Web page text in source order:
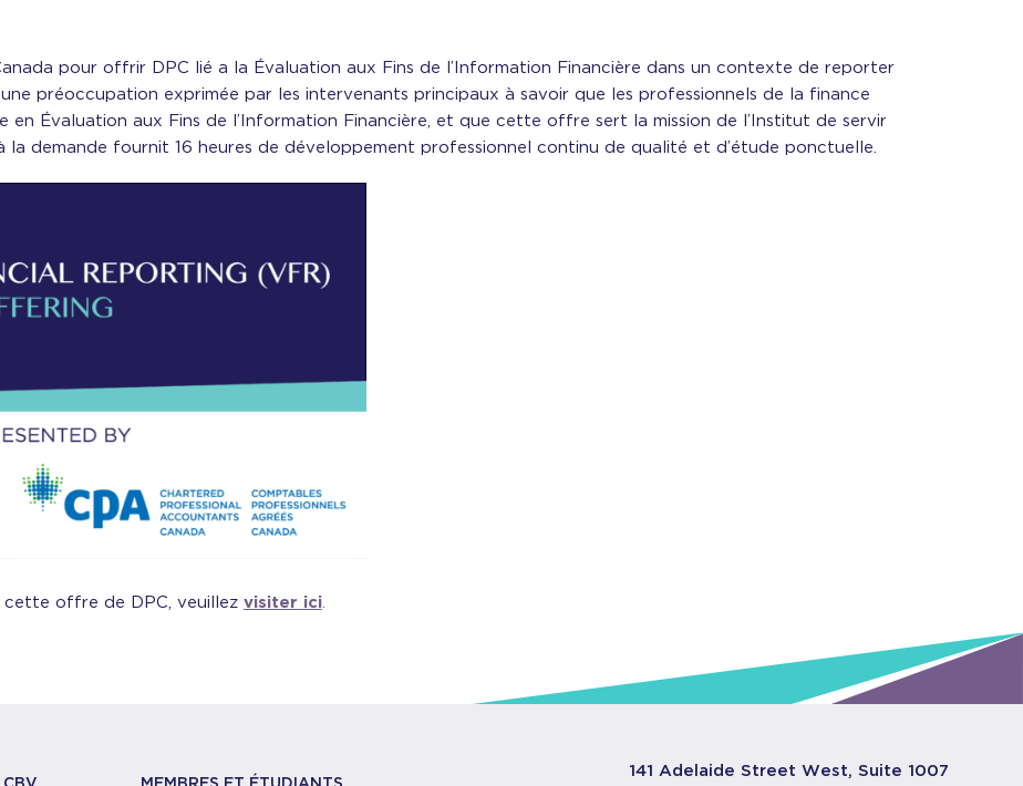
pour offrir DPC lié a la Évaluation aux Fins de l’Information Financière dans un contexte de reporter
préoccupation exprimée par les intervenants principaux à savoir que les professionnels de la finance
en Évaluation aux Fins de l’Information Financière, et que cette offre sert la mission de l’Institut de servir
la demande fournit 16 heures de développement professionnel continu de qualité et d’étude ponctuelle.
cette offre de DPC, veuillez visiter ici.
141 Adelaide Street West, Suite 1007